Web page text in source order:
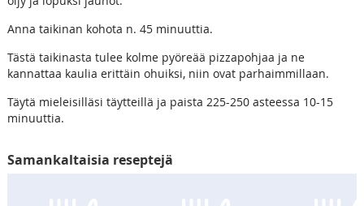
Anna taikinan kohota n. 45 minuuttia.
Tästä taikinasta tulee kolme pyöreää pizzapohjaa ja ne
kannattaa kaulia erittäin ohuiksi, niin ovat parhaimmillaan.
Täytä mieleisilläsi täytteillä ja paista 225-250 asteessa 10-15
minuuttia.
Samankaltaisia reseptejä